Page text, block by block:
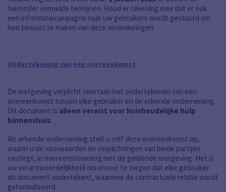
hieronder vermelde termijnen. Houd er rekening mee dat er ook
een informatiecampagne naar uw gebruikers wordt gestuurd om
hen bewust te maken van deze veranderingen.
Ondertekening van een overeenkomst
De wetgeving verplicht voortaan het ondertekenen van een
overeenkomst tussen elke gebruiker en de erkende onderneming.
Dit document is alleen vereist voor huishoudelijke hulp
binnenshuis.
Als erkende onderneming stelt u zelf deze overeenkomst op,
waarin u de voorwaarden en verplichtingen van beide partijen
vastlegt, in overeenstemming met de geldende wetgeving. Het is
uw verantwoordelijkheid om ervoor te zorgen dat elke gebruiker
dit document ondertekent, waarmee de contractuele relatie wordt
geformaliseerd.